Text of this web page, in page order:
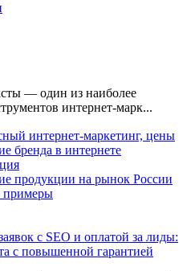
— один из наиболее
интернет-марк...
интернет-маркетинг, цены
бренда в интернете
продукции на рынок России
примеры
с SEO и оплатой за лиды:
с повышенной гарантией